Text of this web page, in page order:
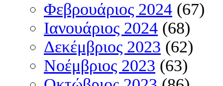
Φεβρουάριος 2024 (67)
Ιανουάριος 2024 (68)
Δεκέμβριος 2023 (62)
Νοέμβριος 2023 (63)